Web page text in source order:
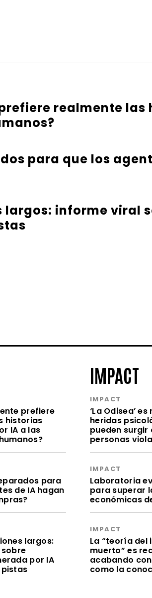
realmente
para que los
largos: informe viral
prefiere
historias
IA a las
para
de IA hagan
largos:
por IA
pistas
IMPACT
IMPACT
‘La Odisea’
heridas
pueden surgir
personas
IMPACT
Laboratoria
para superar
económicas
IMPACT
La “teoría del
muerto” es
acabando
como la